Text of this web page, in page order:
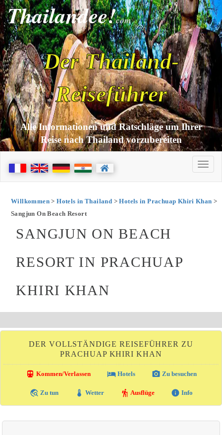
Thailandee!com
Der Thailand-
Reiseführer
Alle Informationen und Ratschläge um Ihrer
Reise nach Thailand vorzubereiten
Willkommen>Hotels in Thailand >Hotels in Prachuap Khiri Khan >
Sangjun On Beach Resort
SANGJUN ON BEACH
RESORT IN PRACHUAP
KHIRI KHAN
DER VOLLSTÄNDIGE REISEFÜHRER ZU
PRACHUAP KHIRI KHAN
directions_transit Kommen/Verlassen local_hotelHotels photo_camera Zu besuchen
travel_explore Zu tun thermostat Wetter hiking Ausflüge info Info